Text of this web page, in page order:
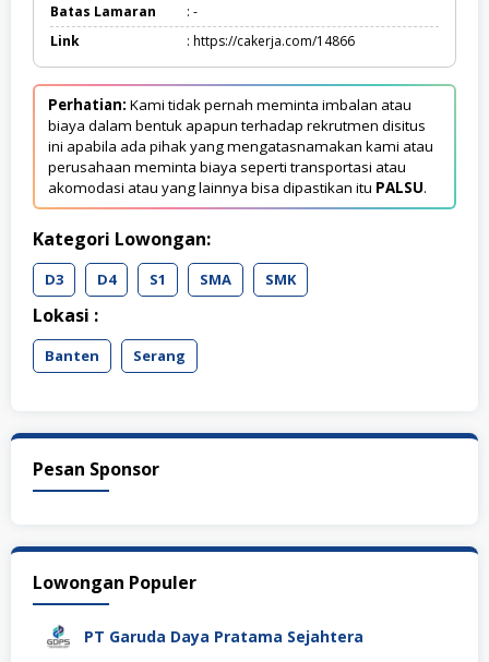
Batas Lamaran
: -
Link
: https://cakerja.com/14866
Perhatian: Kami tidak pernah meminta imbalan atau
biaya dalam bentuk apapun terhadap rekrutmen disitus
ini apabila ada pihak yang mengatasnamakan kami atau
perusahaan meminta biaya seperti transportasi atau
akomodasi atau yang lainnya bisa dipastikan itu PALSU.
Kategori Lowongan:
D3 D4 S1 SMA SMK
Lokasi :
Banten Serang
Pesan Sponsor
Lowongan Populer
PT Garuda Daya Pratama Sejahtera